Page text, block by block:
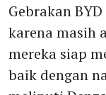
Gebrakan
karena masih
mereka siap
baik dengan